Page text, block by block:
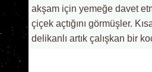
akşam için yemeğe davet
çiçek açtığını görmüşler.
delikanlı artık çalışkan bir